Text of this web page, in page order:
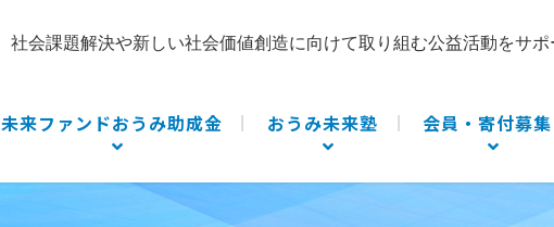
社会課題解決や新しい社会価値創造に向けて取り組む公益活動をサポ
未来ファンドおうみ助成金 おうみ未来塾 会員・寄付募集